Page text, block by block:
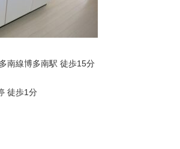
南線博多南駅 徒歩15分
徒歩1分